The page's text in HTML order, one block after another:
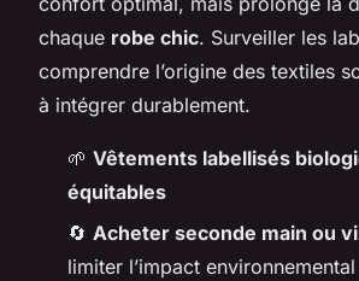
chaque robe chic. Surveiller les
comprendre l’origine des textiles
à intégrer durablement.
🌱 Vêtements labellisés
équitables
🔄 Acheter seconde main ou
limiter l’impact environnemental